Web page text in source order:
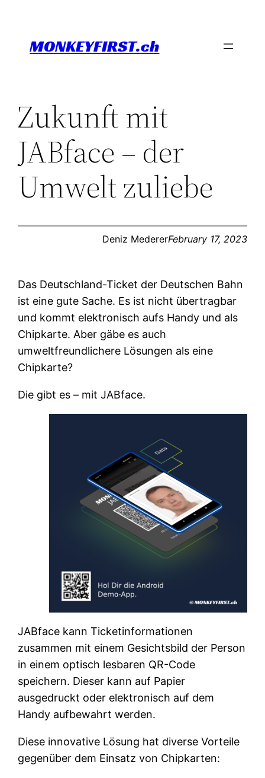
contentMONKEYFIRST.ch
Zukunft mit
JABface – der
Umwelt zuliebe
Deniz MedererFebruary 17, 2023
Das Deutschland-Ticket der Deutschen Bahn
ist eine gute Sache. Es ist nicht übertragbar
und kommt elektronisch aufs Handy und als
Chipkarte. Aber gäbe es auch
umweltfreundlichere Lösungen als eine
Chipkarte?
Die gibt es – mit JABface.
JABface kann Ticketinformationen
zusammen mit einem Gesichtsbild der Person
in einem optisch lesbaren QR-Code
speichern. Dieser kann auf Papier
ausgedruckt oder elektronisch auf dem
Handy aufbewahrt werden.
Diese innovative Lösung hat diverse Vorteile
gegenüber dem Einsatz von Chipkarten: